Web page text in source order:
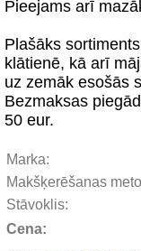
Pieejams arī
Plašāks
klātienē, kā arī
uz zemāk esošās
Bezmaksas
50 eur.
Marka:
Makšķerēšanas
Stāvoklis:
Cena: